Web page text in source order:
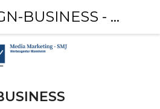
WEBDESIGN-BUSINESS - Media Marketing-SMJ